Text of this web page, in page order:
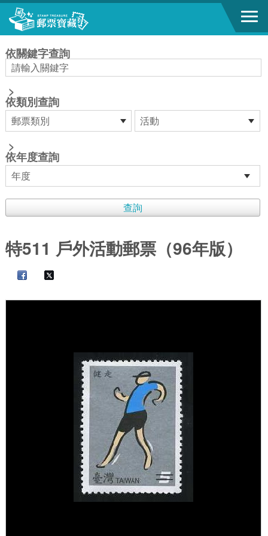
跳到主要內容區塊
依關鍵字查詢
>
依類別查詢
>
依年度查詢
特511 戶外活動郵票（96年版）